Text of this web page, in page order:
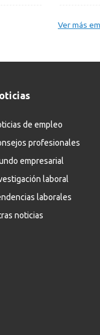
Ver más
de empleo
profesionales
empresarial
laboral
laborales
noticias